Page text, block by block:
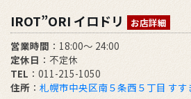
IROT”ORI イロドリ お店詳細
営業時間 ：18:00～ 24:00
定休日 ：不定休
TEL ：011-215-1050
住所 ： 札幌市中央区南５条西５丁目 す